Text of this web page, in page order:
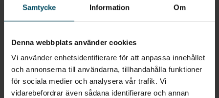
Samtycke Information Om
Denna webbplats använder cookies
Vi använder enhetsidentifierare för att anpassa innehållet
och annonserna till användarna, tillhandahålla funktioner
för sociala medier och analysera vår trafik. Vi
vidarebefordrar även sådana identifierare och annan